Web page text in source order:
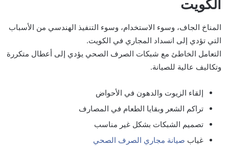
الكويت
المناخ الجاف، وسوء الاستخدام، وسوء التنفيذ الهندسي من الأسباب
التي تؤدي إلى انسداد المجاري في الكويت.
التعامل الخاطئ مع شبكات الصرف الصحي يؤدي إلى أعطال متكررة
وتكاليف عالية للصيانة.
إلقاء الزيوت والدهون في الأحواض
تراكم الشعر وبقايا الطعام في المصارف
تصميم الشبكات بشكل غير مناسب
غياب صيانة مجاري الصرف الصحي